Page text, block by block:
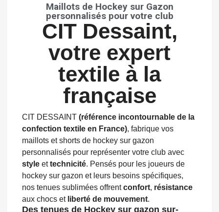
Maillots de Hockey sur Gazon
personnalisés pour votre club
CIT Dessaint,
votre expert
textile à la
française
CIT DESSAINT (référence incontournable de la
confection textile en France), fabrique vos
maillots et shorts de hockey sur gazon
personnalisés pour représenter votre club avec
style ettechnicité. Pensés pour les joueurs de
hockey sur gazon et leurs besoins spécifiques,
nos tenues sublimées offrentconfort, résistance
aux chocs et liberté de mouvement.
Des tenues de Hockey sur gazon sur-